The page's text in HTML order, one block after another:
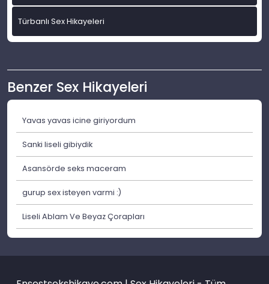
Türbanlı Sex Hikayeleri
Benzer Sex Hikayeleri
Yavas yavas icine giriyordum
Sanki liseli gibiydik
Asansörde seks maceram
gurup sex isteyen varmi :)
Liseli Ablam Ve Beyaz Çorapları